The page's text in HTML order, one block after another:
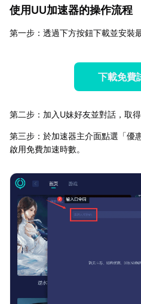
使用UU加速器的操作流程
第一步：透過下方按鈕下載並安裝
下載免費
第二步：加入U妹好友並對話，取得
第三步：於加速器主介面點選「優
啟用免費加速時數。